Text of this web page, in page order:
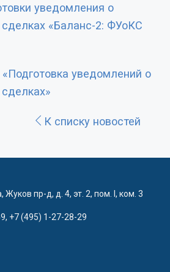
уведомления о
2: ФУоКС
уведомлений о
К списку новостей
Жуков пр-д, д. 4, эт. 2, пом. I, ком. 3
, +7 (495) 1-27-28-29